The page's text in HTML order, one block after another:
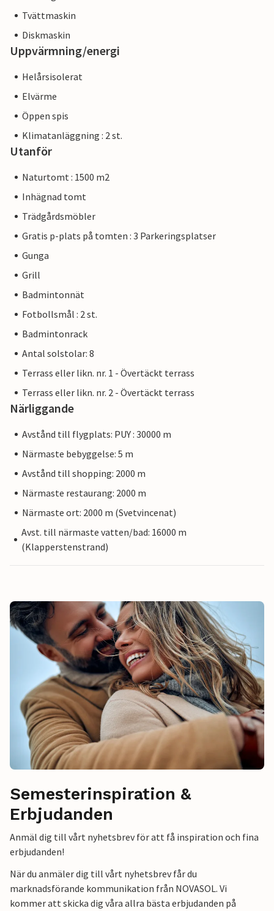
Tvättmaskin
Diskmaskin
Uppvärmning/energi
Helårsisolerat
Elvärme
Öppen spis
Klimatanläggning : 2 st.
Utanför
Naturtomt : 1500 m2
Inhägnad tomt
Trädgårdsmöbler
Gratis p-plats på tomten : 3 Parkeringsplatser
Gunga
Grill
Badmintonnät
Fotbollsmål : 2 st.
Badmintonrack
Antal solstolar: 8
Terrass eller likn. nr. 1 - Övertäckt terrass
Terrass eller likn. nr. 2 - Övertäckt terrass
Närliggande
Avstånd till flygplats: PUY : 30000 m
Närmaste bebyggelse: 5 m
Avstånd till shopping: 2000 m
Närmaste restaurang: 2000 m
Närmaste ort: 2000 m (Svetvincenat)
Avst. till närmaste vatten/bad: 16000 m
(Klapperstenstrand)
Semesterinspiration &
Erbjudanden
Anmäl dig till vårt nyhetsbrev för att få inspiration och fina
erbjudanden!
När du anmäler dig till vårt nyhetsbrev får du
marknadsförande kommunikation från NOVASOL. Vi
kommer att skicka dig våra allra bästa erbjudanden på